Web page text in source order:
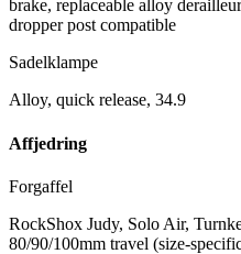
brake, replaceable alloy
dropper post compatible
Sadelklampe
Alloy, quick release, 34.9
Affjedring
Forgaffel
RockShox Judy, Solo Air,
80/90/100mm travel (size-